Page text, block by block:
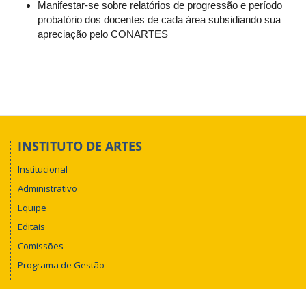
Manifestar-se sobre relatórios de progressão e período
probatório dos docentes de cada área subsidiando sua
apreciação pelo CONARTES
INSTITUTO DE ARTES
Institucional
Administrativo
Equipe
Editais
Comissões
Programa de Gestão